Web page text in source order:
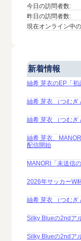
今日の訪問者数:
昨日の訪問者数:
現在オンライン中
新着情報
紬希 芽衣のEP「
紬希 芽衣 （つむぎ
紬希 芽衣 （つむぎ
紬希 芽衣、
配信開始
MANORI「未送信
2026年サッカーW
紬希 芽衣 （つむぎ
Silky Blueの2ndア
Silky Blueの2ndア